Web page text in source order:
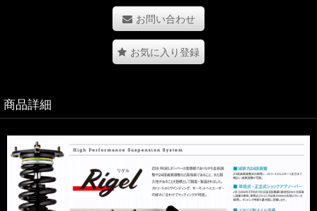
お問い合わせ
お気に入り登録
商品詳細